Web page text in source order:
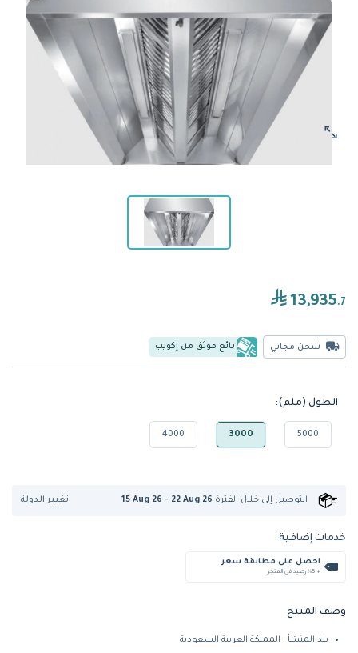
13,935.7
شحن مجاني بائع موثق من إكويب
الطول (ملم):
5000
3000
4000
التوصيل إلى خلال الفترة 15 Aug 26 - 22 Aug 26 تغيير الدولة
خدمات إضافية
احصل على مطابقة سعر
+ %5 رصيد في المتجر
وصف المنتج
بلد المنشأ : المملكة العربية السعودية